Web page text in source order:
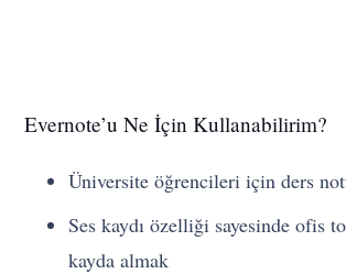
Evernote’u Ne İçin Kullanabilirim?
Üniversite öğrencileri için ders
Ses kaydı özelliği sayesinde ofis
kayda almak